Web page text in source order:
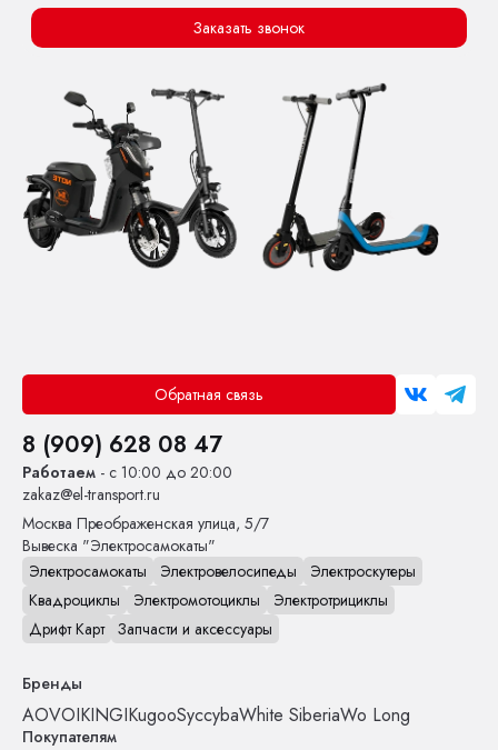
Заказать звонок
Обратная связь
8 (909) 628 08 47
Работаем - с 10:00 до 20:00
zakaz@el-transport.ru
Москва Преображенская улица, 5/7
Вывеска "Электросамокаты"
Электросамокаты
Электровелосипеды
Электроскутеры
Квадроциклы
Электромотоциклы
Электротрициклы
Дрифт Карт Запчасти и аксессуары
Бренды
AOVOIKINGIKugooSyccybaWhite SiberiaWo Long
Покупателям